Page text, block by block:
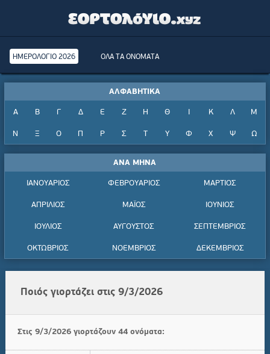
ΗΜΕΡΟΛΟΓΙΟ 2026 ΟΛΑ ΤΑ ΟΝΟΜΑΤΑ
ΑΛΦΑΒΗΤΙΚΑ
Α Β Γ Δ Ε Ζ Η Θ Κ Λ Μ
Ν Ξ Ο Π Ρ Σ Τ Υ Φ Χ Ψ Ω
ΑΝΑ ΜΗΝΑ
ΙΑΝΟΥΑΡΙΟΣ ΦΕΒΡΟΥΑΡΙΟΣ ΜΑΡΤΙΟΣ
ΑΠΡΙΛΙΟΣ ΜΑΪΟΣ ΙΟΥΝΙΟΣ
ΙΟΥΛΙΟΣ ΑΥΓΟΥΣΤΟΣ ΣΕΠΤΕΜΒΡΙΟΣ
ΟΚΤΩΒΡΙΟΣ ΝΟΕΜΒΡΙΟΣ ΔΕΚΕΜΒΡΙΟΣ
Ποιός γιορτάζει στις 9/3/2026
Στις 9/3/2026 γιορτάζουν 44 ονόματα: